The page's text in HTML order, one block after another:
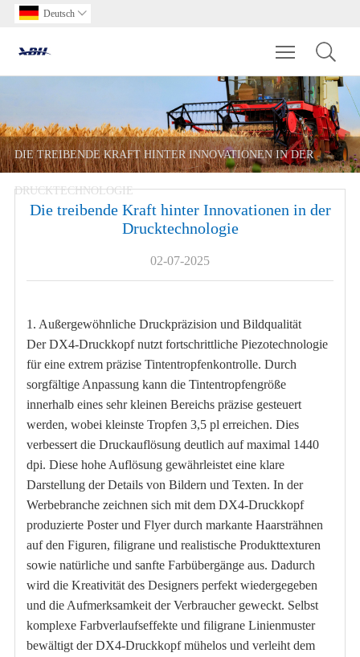
Deutsch 
Toggle
DIE TREIBENDE KRAFT HINTER INNOVATIONEN IN DER
DRUCKTECHNOLOGIE
Die treibende Kraft hinter Innovationen in der
Drucktechnologie
02-07-2025
1. Außergewöhnliche Druckpräzision und Bildqualität
Der DX4-Druckkopf nutzt fortschrittliche Piezotechnologie
für eine extrem präzise Tintentropfenkontrolle. Durch
sorgfältige Anpassung kann die Tintentropfengröße
innerhalb eines sehr kleinen Bereichs präzise gesteuert
werden, wobei kleinste Tropfen 3,5 pl erreichen. Dies
verbessert die Druckauflösung deutlich auf maximal 1440
dpi. Diese hohe Auflösung gewährleistet eine klare
Darstellung der Details von Bildern und Texten. In der
Werbebranche zeichnen sich mit dem DX4-Druckkopf
produzierte Poster und Flyer durch markante Haarsträhnen
auf den Figuren, filigrane und realistische Produkttexturen
sowie natürliche und sanfte Farbübergänge aus. Dadurch
wird die Kreativität des Designers perfekt wiedergegeben
und die Aufmerksamkeit der Verbraucher geweckt. Selbst
komplexe Farbverlaufseffekte und filigrane Linienmuster
bewältigt der DX4-Druckkopf mühelos und verleiht dem